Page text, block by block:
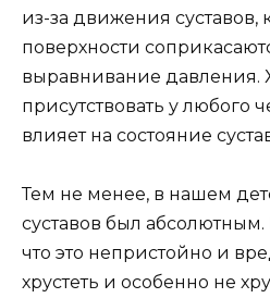
из-за движения суставов,
поверхности
выравнивание давления.
присутствовать у любого
влияет на состояние
Тем не менее, в нашем
суставов был
что это непристойно и
хрустеть и особенно не